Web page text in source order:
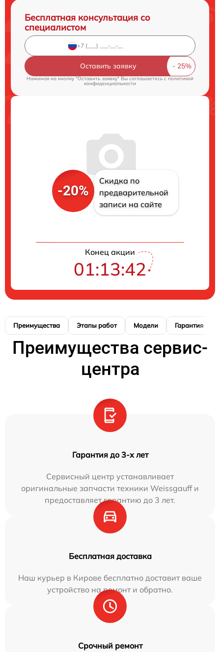
Бесплатная консультация со
специалистом
Оставить заявку
Нажимая на кнопку "Оставить заявку" Вы соглашаетесь cполитикой
конфиденциальности
-20%
Скидка по
предварительной
записи на сайте
Конец акции
01:13:41
Преимущества Этапы работ Модели Гарантия
Преимущества сервис-
центра
Гарантия до 3-х лет
Сервисный центр устанавливает
оригинальные запчасти техники Weissgauff и
предоставляет гарантию до 3 лет.
Бесплатная доставка
Наш курьер в Кирове бесплатно доставит ваше
устройство на ремонт и обратно.
Срочный ремонт